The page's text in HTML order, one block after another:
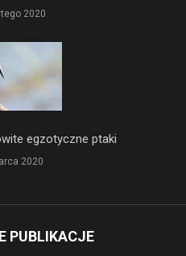
2020
egzotyczne ptaki
2020
PUBLIKACJE